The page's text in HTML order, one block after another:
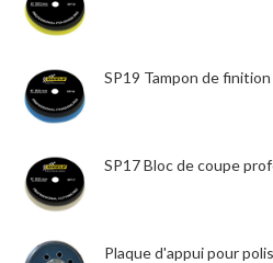
SP19 Tampon de
SP17 Bloc de coupe
Plaque d'appui pour